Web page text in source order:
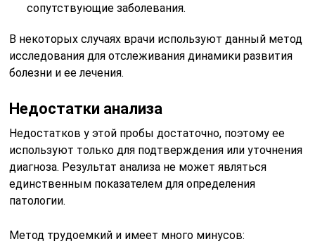
сопутствующие заболевания.
В некоторых случаях врачи используют данный метод
исследования для отслеживания динамики развития
болезни и ее лечения.
Недостатки анализа
Недостатков у этой пробы достаточно, поэтому ее
используют только для подтверждения или уточнения
диагноза. Результат анализа не может являться
единственным показателем для определения
патологии.
Метод трудоемкий и имеет много минусов: